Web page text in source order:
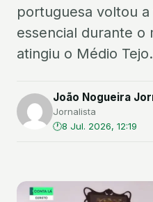
portuguesa voltou
essencial durante o
atingiu o Médio
João Nogueira
Jornalista
8 Jul. 2026, 12:19